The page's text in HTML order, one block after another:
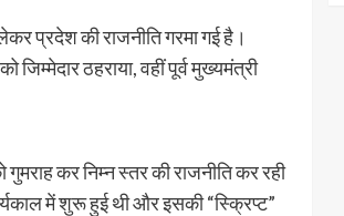
प्रदेश की राजनीति गरमा गई है।
जिम्मेदार ठहराया, वहीं पूर्व मुख्यमंत्री
गुमराह कर निम्न स्तर की राजनीति कर रही
में शुरू हुई थी और इसकी “स्क्रिप्ट”